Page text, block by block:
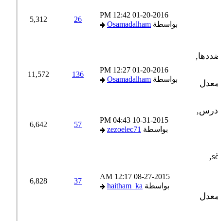
01-20-2016
12:42 PM
بواسطةOsamadalham
26
5,312
01-20-2016
12:27 PM
بواسطةOsamadalham
136
11,572
10-31-2015
04:43 PM
بواسطةzezoelec71
57
6,642
08-27-2015
12:17 AM
بواسطةhaitham_ka
37
6,828